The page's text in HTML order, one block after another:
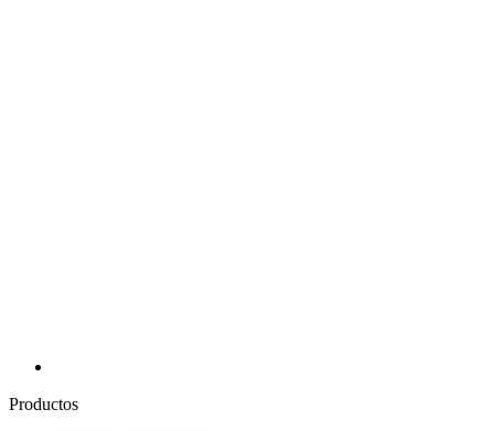
Productos